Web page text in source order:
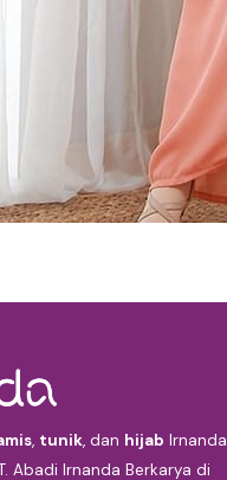
, tunik, dan hijab Irnanda
Abadi Irnanda Berkarya di